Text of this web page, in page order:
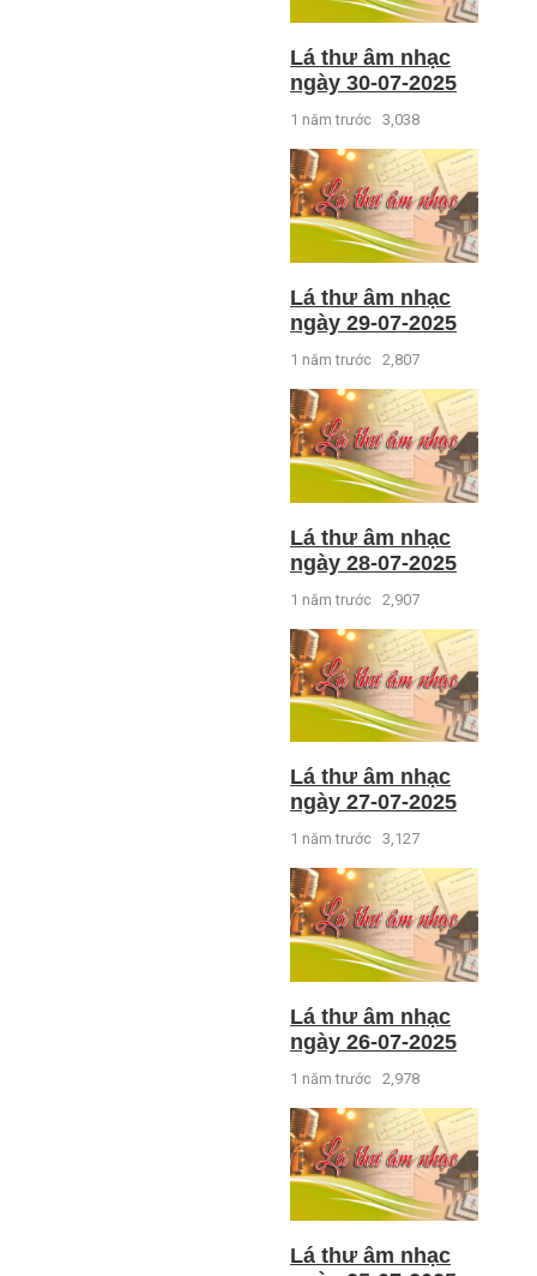
Lá thư âm nhạc
ngày 30-07-2025
1 năm trước 3,038
Lá thư âm nhạc
ngày 29-07-2025
1 năm trước 2,807
Lá thư âm nhạc
ngày 28-07-2025
1 năm trước 2,907
Lá thư âm nhạc
ngày 27-07-2025
1 năm trước 3,127
Lá thư âm nhạc
ngày 26-07-2025
1 năm trước 2,978
Lá thư âm nhạc